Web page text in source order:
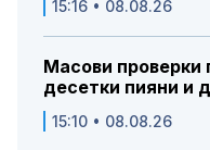
15:16 • 08.08.26
Масови
десетки пияни и
15:10 • 08.08.26